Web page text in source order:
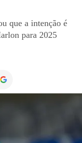
que a intenção é
para 2025